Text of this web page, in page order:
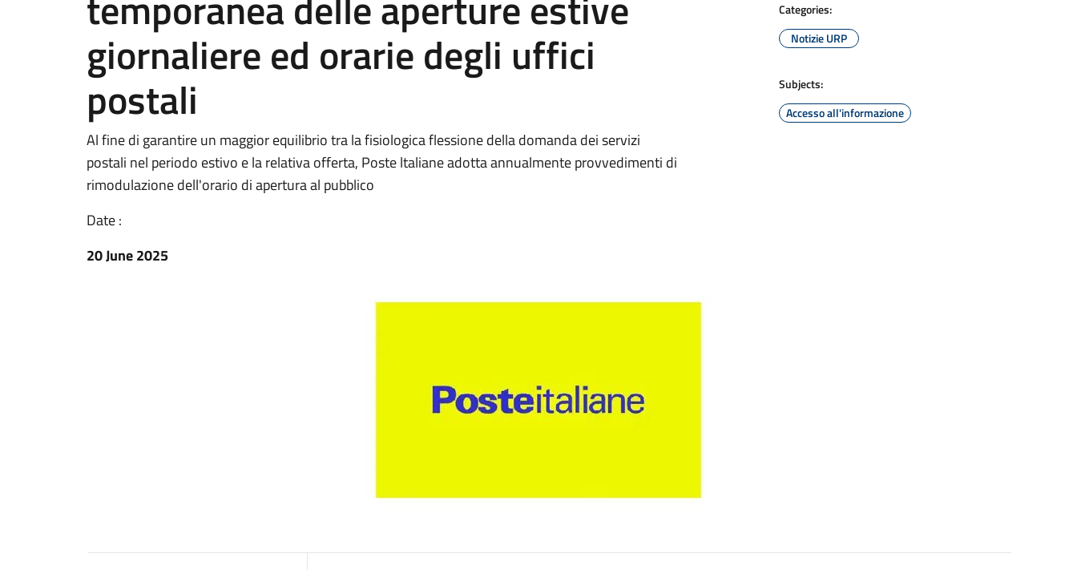
giornaliere ed orarie degli uffici
postali
Al fine di garantire un maggior equilibrio tra la fisiologica flessione della domanda dei servizi
postali nel periodo estivo e la relativa offerta, Poste ltaliane adotta annualmente provvedimenti di
rimodulazione dell'orario di apertura al pubblico
Date :
20 June 2025
Categories:
Notizie URP
Subjects:
Accesso all'informazione